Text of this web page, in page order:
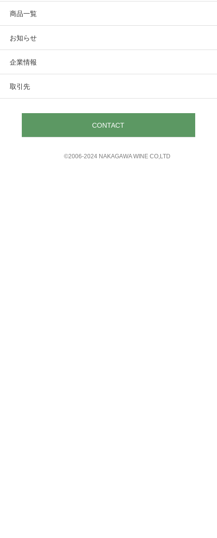
商品一覧
お知らせ
企業情報
取引先
CONTACT
©︎2006-2024 NAKAGAWA WINE CO,LTD